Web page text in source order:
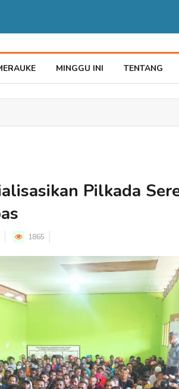
MINGGU INI TENTANG
Pilkada
1865